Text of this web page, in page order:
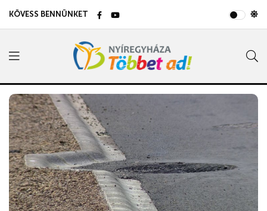
KÖVESS BENNÜNKET